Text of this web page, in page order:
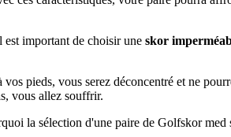
est important de choisir une skor
pieds, vous serez déconcentré et ne
vous allez souffrir.
la sélection d'une paire de Golfskor med